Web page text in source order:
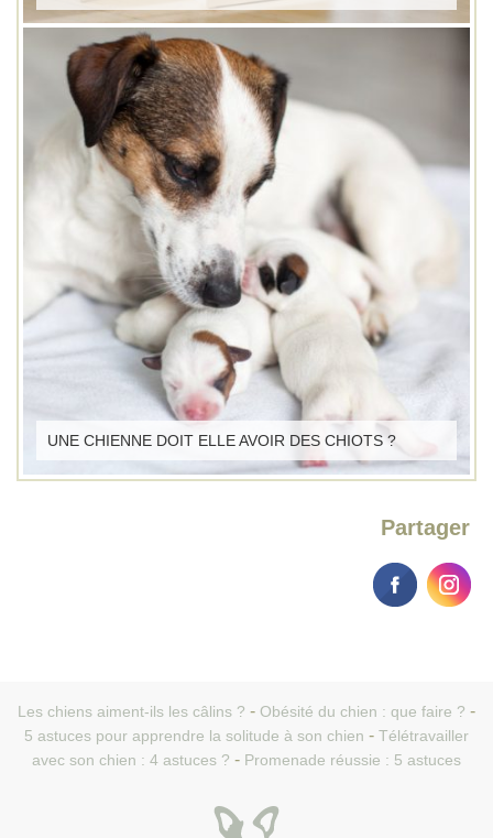
UNE CHIENNE DOIT ELLE AVOIR DES CHIOTS ?
Partager
Les chiens aiment-ils les câlins ?
Obésité du chien : que faire ?
5 astuces pour apprendre la solitude à son chien
Télétravailler
avec son chien : 4 astuces ?
Promenade réussie : 5 astuces